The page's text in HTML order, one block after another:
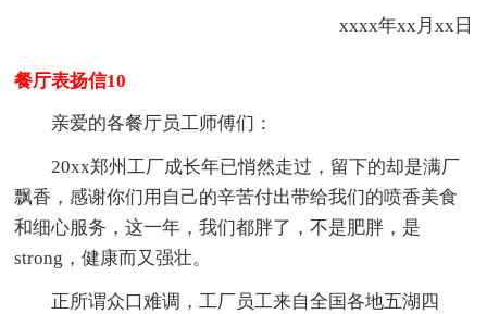
xxxx年xx月xx日
餐厅表扬信10
亲爱的各餐厅员工师傅们：
20xx郑州工厂成长年已悄然走过，留下的却是满厂
飘香，感谢你们用自己的辛苦付出带给我们的喷香美食
和细心服务，这一年，我们都胖了，不是肥胖，是
strong，健康而又强壮。
正所谓众口难调，工厂员工来自全国各地五湖四